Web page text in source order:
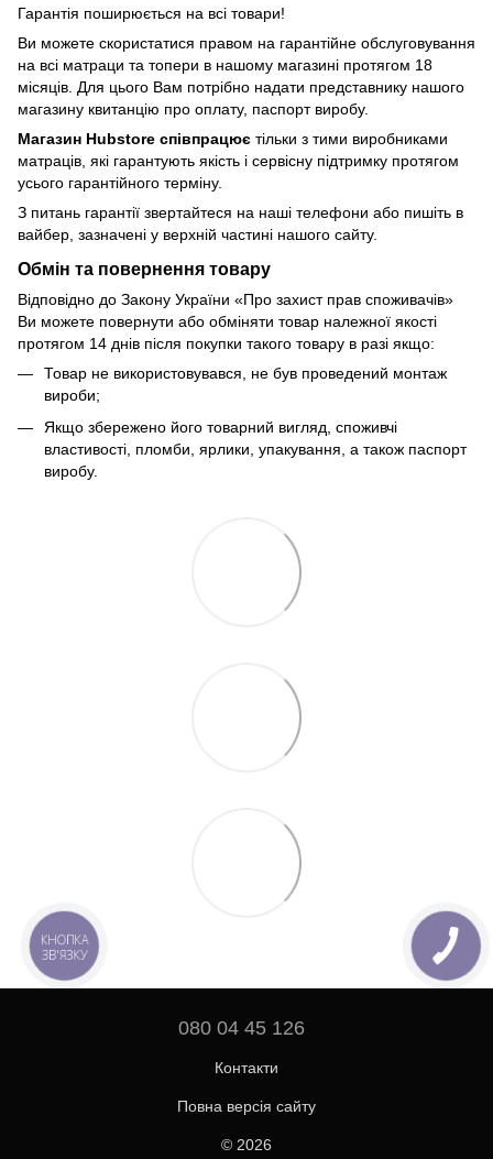
Гарантія поширюється на всі товари!
Ви можете скористатися правом на гарантійне обслуговування
на всі матраци та топери в нашому магазині протягом 18
місяців. Для цього Вам потрібно надати представнику нашого
магазину квитанцію про оплату, паспорт виробу.
Магазин Hubstore співпрацює тільки з тими виробниками
матраців, які гарантують якість і сервісну підтримку протягом
усього гарантійного терміну.
З питань гарантії звертайтеся на наші телефони або пишіть в
вайбер, зазначені у верхній частині нашого сайту.
Обмін та повернення товару
Відповідно до Закону України «Про захист прав споживачів»
Ви можете повернути або обміняти товар належної якості
протягом 14 днів після покупки такого товару в разі якщо:
Товар не використовувався, не був проведений монтаж
вироби;
Якщо збережено його товарний вигляд, споживчі
властивості, пломби, ярлики, упакування, а також паспорт
виробу.
080 04 45 126
Контакти
Повна версія сайту
© 2026
КНОПКА
ЗВ'ЯЗКУ